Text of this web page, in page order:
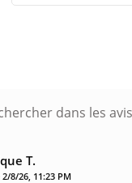
T.
8/26, 11:23 PM